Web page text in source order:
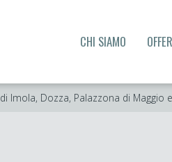
CHI SIAMO
Imola, Dozza, Palazzona di Maggio